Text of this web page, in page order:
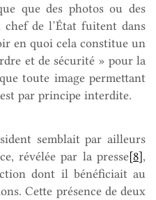
que des photos ou des
chef de l’État fuitent dans
en quoi cela constitue un
et de sécurité » pour la
toute image permettant
par principe interdite.
semblait par ailleurs
révélée par la presse[8],
dont il bénéficiait au
Cette présence de deux